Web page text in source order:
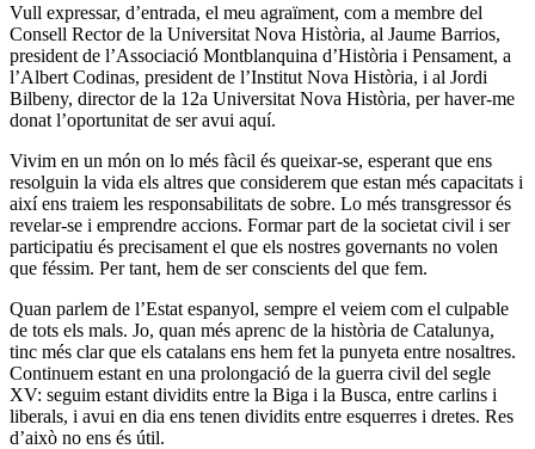
Vull expressar, d’entrada, el meu agraïment, com a membre del
Consell Rector de la Universitat Nova Història, al Jaume Barrios,
president de l’Associació Montblanquina d’Història i Pensament, a
l’Albert Codinas, president de l’Institut Nova Història, i al Jordi
Bilbeny, director de la 12a Universitat Nova Història, per haver-me
donat l’oportunitat de ser avui aquí.
Vivim en un món on lo més fàcil és queixar-se, esperant que ens
resolguin la vida els altres que considerem que estan més capacitats i
així ens traiem les responsabilitats de sobre. Lo més transgressor és
revelar-se i emprendre accions. Formar part de la societat civil i ser
participatiu és precisament el que els nostres governants no volen
que féssim. Per tant, hem de ser conscients del que fem.
Quan parlem de l’Estat espanyol, sempre el veiem com el culpable
de tots els mals. Jo, quan més aprenc de la història de Catalunya,
tinc més clar que els catalans ens hem fet la punyeta entre nosaltres.
Continuem estant en una prolongació de la guerra civil del segle
XV: seguim estant dividits entre la Biga i la Busca, entre carlins i
liberals, i avui en dia ens tenen dividits entre esquerres i dretes. Res
d’això no ens és útil.